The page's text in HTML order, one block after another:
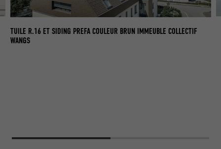
TUILE R.16 ET SIDING PREFA COULEUR BRUN IMMEUBLE COLLECTIF
WANGS